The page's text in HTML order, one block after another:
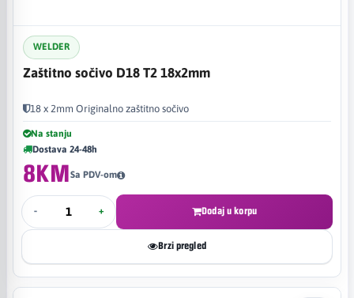
WELDER
Zaštitno sočivo D18 T2 18x2mm
18 x 2mm Originalno zaštitno sočivo
Na stanju
Dostava 24-48h
8KMSa PDV-om
- + Dodaj u korpu
Brzi pregled